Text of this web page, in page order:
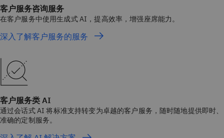
客户服务咨询服务
在客户服务中使用生成式 AI，提高效率，增强座席能力。
深入了解客户服务的服务
客户服务类 AI
通过会话式 AI 将标准支持转变为卓越的客户服务，随时随地提供即时、
准确的定制服务。